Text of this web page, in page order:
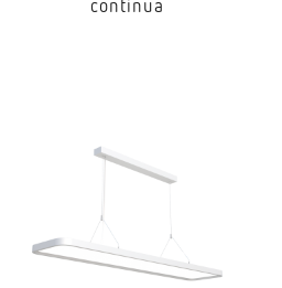
continua